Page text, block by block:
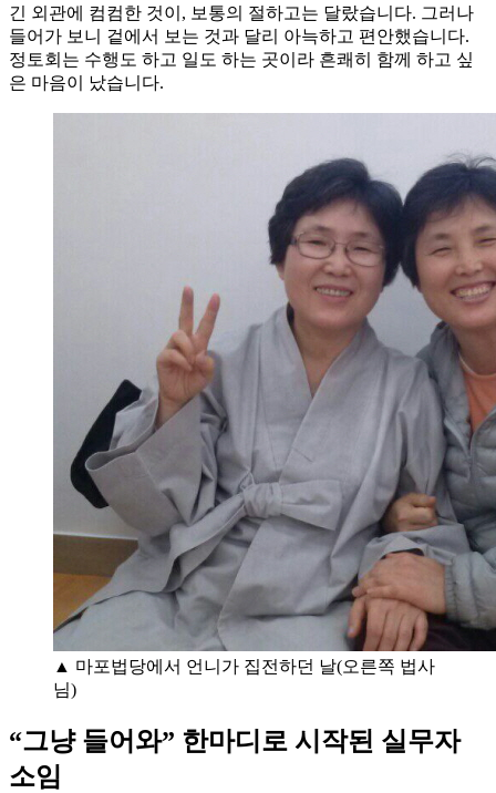
긴 외관에 컴컴한 것이, 보통의 절하고는 달랐습니다. 그러나
들어가 보니 겉에서 보는 것과 달리 아늑하고 편안했습니다.
정토회는 수행도 하고 일도 하는 곳이라 흔쾌히 함께 하고 싶
은 마음이 났습니다.
▲ 마포법당에서 언니가 집전하던 날(오른쪽 법사
님)
“그냥 들어와” 한마디로 시작된 실무자
소임